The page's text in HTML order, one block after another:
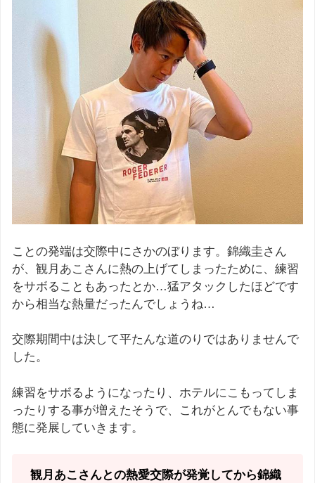
ことの発端は交際中にさかのぼります。錦織圭さん
が、観月あこさんに熱の上げてしまったために、練習
をサボることもあったとか…猛アタックしたほどです
から相当な熱量だったんでしょうね…
交際期間中は決して平たんな道のりではありませんで
した。
練習をサボるようになったり、ホテルにこもってしま
ったりする事が増えたそうで、これがとんでもない事
態に発展していきます。
観月あこさんとの熱愛交際が発覚してから錦織